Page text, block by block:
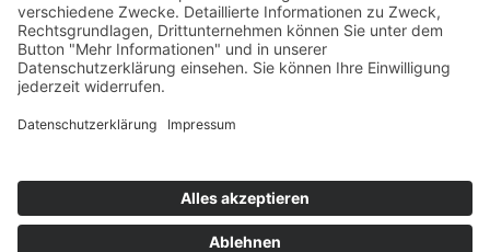
Toggle sidebar